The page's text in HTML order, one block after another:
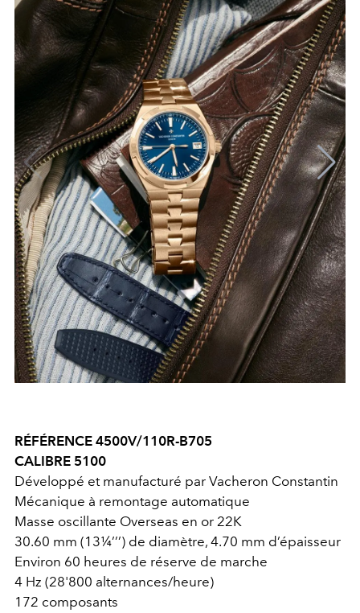
RÉFÉRENCE 4500V/110R-B705
CALIBRE 5100
Développé et manufacturé par Vacheron Constantin
Mécanique à remontage automatique
Masse oscillante Overseas en or 22K
30.60 mm (13¼’’’) de diamètre, 4.70 mm d’épaisseur
Environ 60 heures de réserve de marche
4 Hz (28'800 alternances/heure)
172 composants